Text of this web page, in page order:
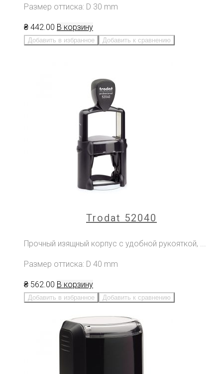
Размер оттиска: D 30 mm
₴ 442.00 В корзину
Добавить в избранное Добавить к сравнению
Trodat 52040
Прочный изящный корпус с удобной рукояткой, ...
Размер оттиска: D 40 mm
₴ 562.00 В корзину
Добавить в избранное Добавить к сравнению